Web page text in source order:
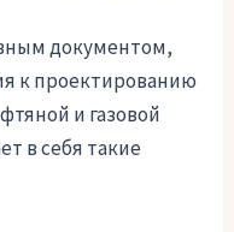
документом,
к проектированию
и газовой
в себя такие